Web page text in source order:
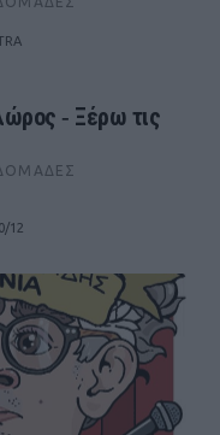
‑ Ξέρω τις
12